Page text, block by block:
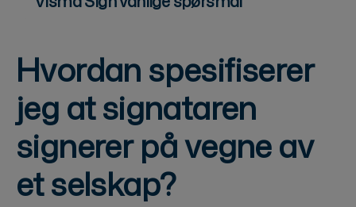
Hvordan spesifiserer
jeg at signataren
signerer på vegne av
et selskap?